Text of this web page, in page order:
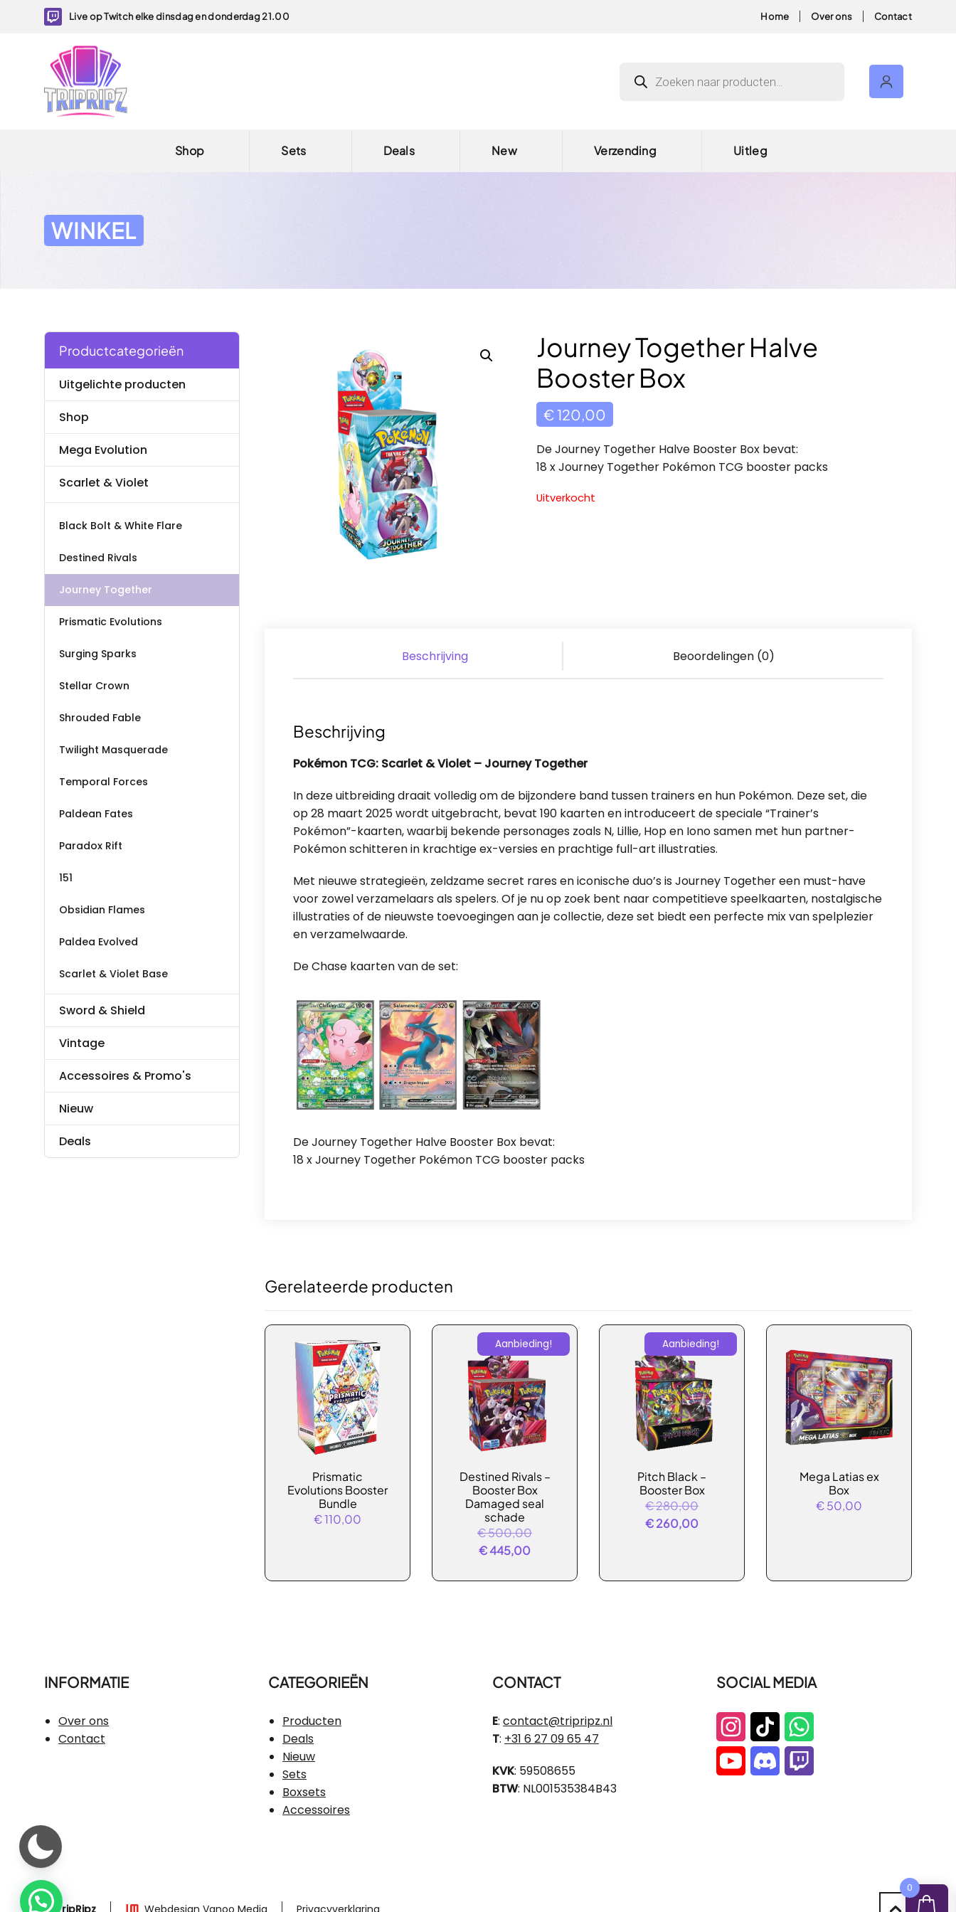
Live op Twitch elke dinsdag en donderdag 21.00 Home Over ons Contact
Shop Sets Deals New Verzending Uitleg
WINKEL
Journey Together Halve
Booster Box
€ 120,00
De Journey Together Halve Booster Box bevat:
18 x Journey Together Pokémon TCG booster packs
Uitverkocht
Beschrijving Beoordelingen (0)
Beschrijving
Pokémon TCG: Scarlet & Violet – Journey Together
In deze uitbreiding draait volledig om de bijzondere band tussen trainers en hun Pokémon. Deze set, die
op 28 maart 2025 wordt uitgebracht, bevat 190 kaarten en introduceert de speciale “Trainer’s
Pokémon”-kaarten, waarbij bekende personages zoals N, Lillie, Hop en Iono samen met hun partner-
Pokémon schitteren in krachtige ex-versies en prachtige full-art illustraties.
Met nieuwe strategieën, zeldzame secret rares en iconische duo’s is Journey Together een must-have
voor zowel verzamelaars als spelers. Of je nu op zoek bent naar competitieve speelkaarten, nostalgische
illustraties of de nieuwste toevoegingen aan je collectie, deze set biedt een perfecte mix van spelplezier
en verzamelwaarde.
De Chase kaarten van de set:
De Journey Together Halve Booster Box bevat:
18 x Journey Together Pokémon TCG booster packs
Gerelateerde producten
Prismatic
Evolutions Booster
Bundle
€110,00
Aanbieding!
Destined Rivals –
Booster Box
Damaged seal
schade
€500,00Oorspronkelijke
€ 500,00.
€445,00Huidige
is:
Aanbieding!
Pitch Black –
Booster Box
€280,00Oorspronkelijke
prijs
€260,00Huidige
€ 260,00.
Mega Latias ex
Box
€50,00
Productcategorieën
Uitgelichte producten
Shop
Mega Evolution
Scarlet & Violet
Black Bolt & White Flare
Destined Rivals
Journey Together
Prismatic Evolutions
Surging Sparks
Stellar Crown
Shrouded Fable
Twilight Masquerade
Temporal Forces
Paldean Fates
Paradox Rift
151
Obsidian Flames
Paldea Evolved
Scarlet & Violet Base
Sword & Shield
Vintage
Accessoires & Promo's
Nieuw
Deals
INFORMATIE
Over ons
Contact
CATEGORIEËN
Producten
Deals
Nieuw
Sets
Boxsets
Accessoires
CONTACT
E: contact@tripripz.nl
T: +31 6 27 09 65 47
KVK: 59508655
BTW: NL001535384B43
SOCIAL MEDIA
0